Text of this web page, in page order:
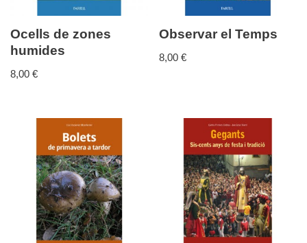
Ocells de zones
humides
8,00 €
Observar el Temps
8,00€